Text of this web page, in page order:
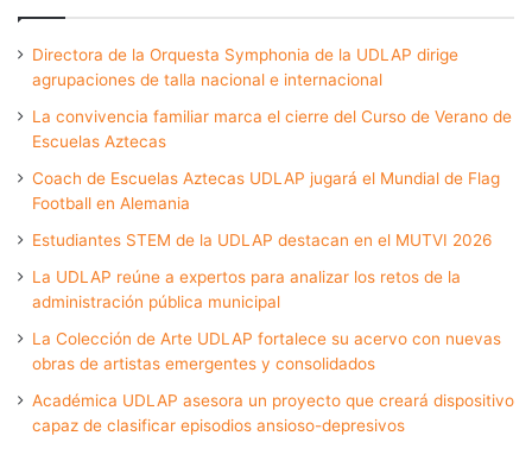
Directora de la Orquesta Symphonia de la UDLAP dirige
agrupaciones de talla nacional e internacional
La convivencia familiar marca el cierre del Curso de Verano de
Escuelas Aztecas
Coach de Escuelas Aztecas UDLAP jugará el Mundial de Flag
Football en Alemania
Estudiantes STEM de la UDLAP destacan en el MUTVI 2026
La UDLAP reúne a expertos para analizar los retos de la
administración pública municipal
La Colección de Arte UDLAP fortalece su acervo con nuevas
obras de artistas emergentes y consolidados
Académica UDLAP asesora un proyecto que creará dispositivo
capaz de clasificar episodios ansioso-depresivos